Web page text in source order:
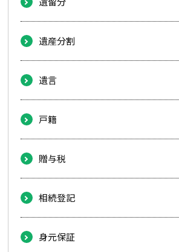
遺産分割
遺言
戸籍
贈与税
相続登記
身元保証